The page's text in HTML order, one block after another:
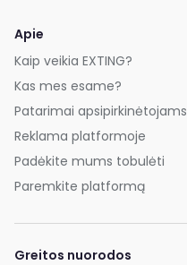
Apie
Kaip veikia EXTING?
Kas mes esame?
Patarimai apsipirkinėtojams
Reklama platformoje
Padėkite mums tobulėti
Paremkite platformą
Greitos nuorodos